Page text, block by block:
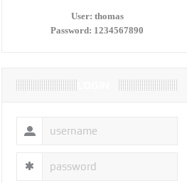
User: thomas
Password: 1234567890